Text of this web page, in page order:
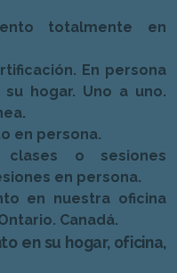
totalmente en
En persona
hogar. Uno a uno.
en persona.
clases o sesiones
en persona.
en nuestra oficina
Canadá.
en su hogar, oficina,